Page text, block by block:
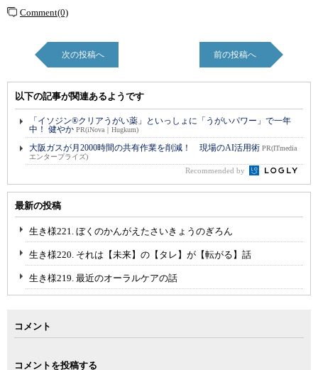
Comment(0)
次の投稿へ 前の投稿へ
以下の記事が関連あるようです
「イソジン®クリアうがい薬」といっしょに「うがいパワー」で一年
中！ 健やか PR(iNova｜Hugkum)
大阪ガスが月2000時間の共有作業を削減！ 現場のAI活用術 PR(ITmedia
エンタープライズ)
Recommended by
最新の投稿
生き様221. ぼくのかんがえたさいきょうのぎろん
生き様220. それは【未来】の【タレ】が【転がる】話
生き様219. 最近のオーラルケアの話
コメント
コメントを投稿する